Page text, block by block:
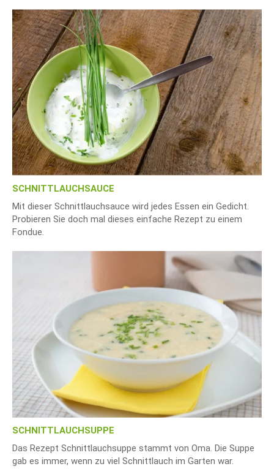
SCHNITTLAUCHSAUCE
Mit dieser Schnittlauchsauce wird jedes Essen ein Gedicht.
Probieren Sie doch mal dieses einfache Rezept zu einem
Fondue.
SCHNITTLAUCHSUPPE
Das Rezept Schnittlauchsuppe stammt von Oma. Die Suppe
gab es immer, wenn zu viel Schnittlauch im Garten war.